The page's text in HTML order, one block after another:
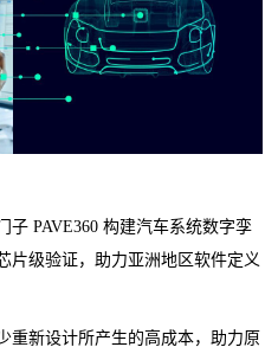
子 PAVE360 构建汽车系统数字孪
片级验证，助力亚洲地区软件定义
重新设计所产生的高成本，助力原